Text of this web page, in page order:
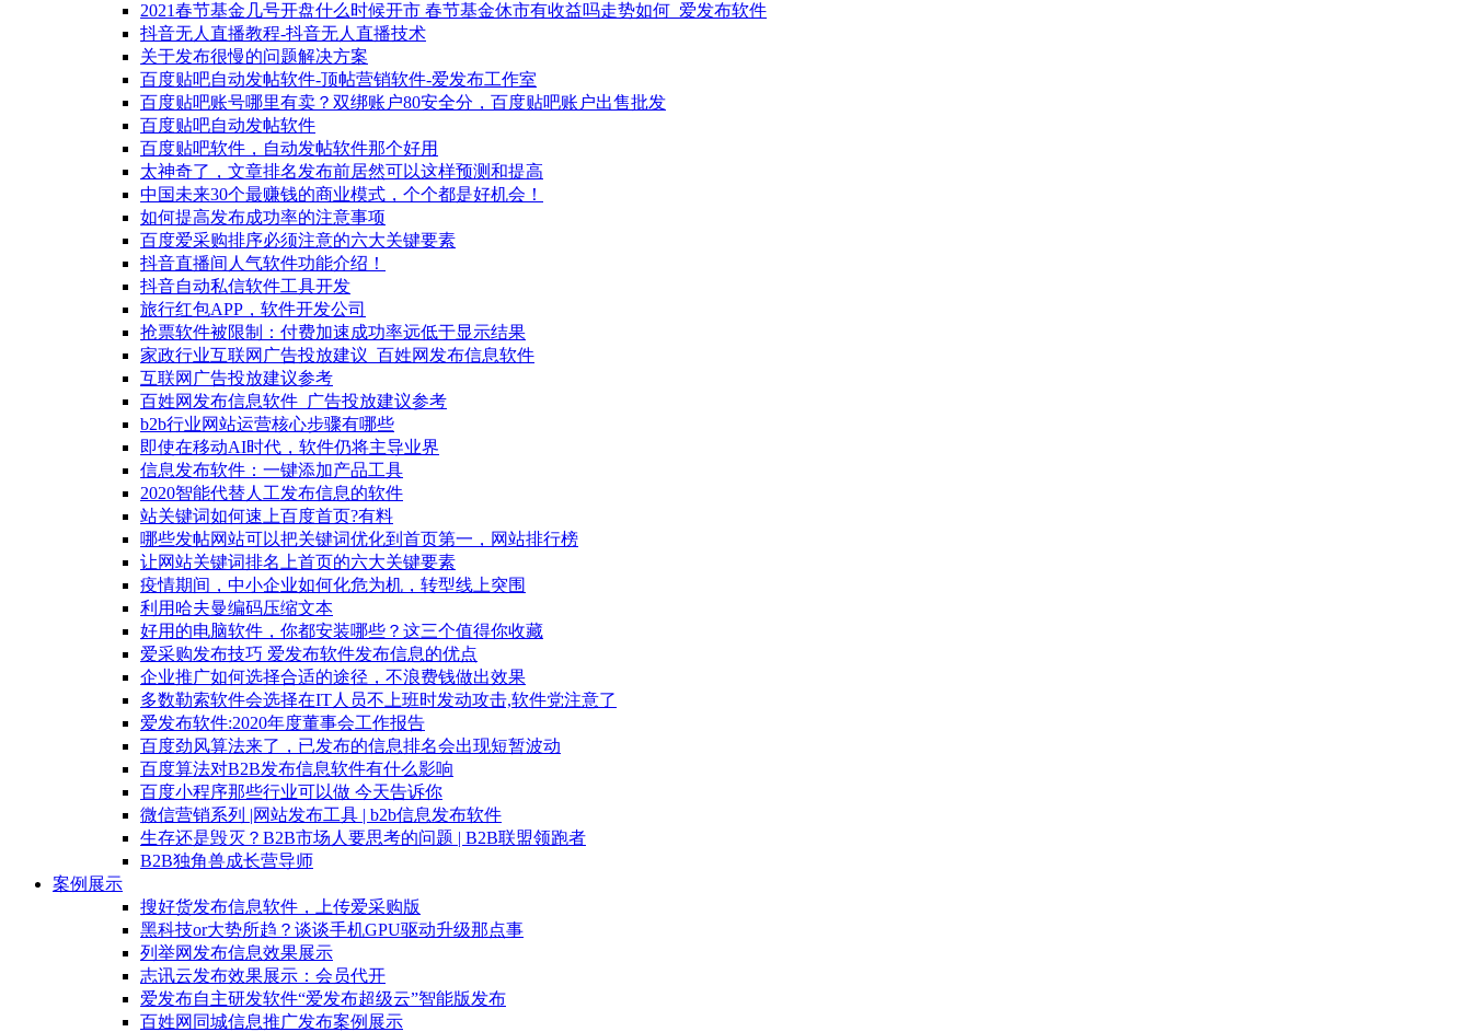
2021春节基金几号开盘什么时候开市 春节基金休市有收益吗走势如何_爱发布软件
抖音无人直播教程-抖音无人直播技术
关于发布很慢的问题解决方案
百度贴吧自动发帖软件-顶帖营销软件-爱发布工作室
百度贴吧账号哪里有卖？双绑账户80安全分，百度贴吧账户出售批发
百度贴吧自动发帖软件
百度贴吧软件，自动发帖软件那个好用
太神奇了，文章排名发布前居然可以这样预测和提高
中国未来30个最赚钱的商业模式，个个都是好机会！
如何提高发布成功率的注意事项
百度爱采购排序必须注意的六大关键要素
抖音直播间人气软件功能介绍！
抖音自动私信软件工具开发
旅行红包APP，软件开发公司
抢票软件被限制：付费加速成功率远低于显示结果
家政行业互联网广告投放建议_百姓网发布信息软件
互联网广告投放建议参考
百姓网发布信息软件_广告投放建议参考
b2b行业网站运营核心步骤有哪些
即使在移动AI时代，软件仍将主导业界
信息发布软件：一键添加产品工具
2020智能代替人工发布信息的软件
站关键词如何速上百度首页?有料
哪些发帖网站可以把关键词优化到首页第一，网站排行榜
让网站关键词排名上首页的六大关键要素
疫情期间，中小企业如何化危为机，转型线上突围
利用哈夫曼编码压缩文本
好用的电脑软件，你都安装哪些？这三个值得你收藏
爱采购发布技巧 爱发布软件发布信息的优点
企业推广如何选择合适的途径，不浪费钱做出效果
多数勒索软件会选择在IT人员不上班时发动攻击,软件党注意了
爱发布软件:2020年度董事会工作报告
百度劲风算法来了，已发布的信息排名会出现短暂波动
百度算法对B2B发布信息软件有什么影响
百度小程序那些行业可以做 今天告诉你
微信营销系列 |网站发布工具 | b2b信息发布软件
生存还是毁灭？B2B市场人要思考的问题 | B2B联盟领跑者
B2B独角兽成长营导师
案例展示
搜好货发布信息软件，上传爱采购版
黑科技or大势所趋？谈谈手机GPU驱动升级那点事
列举网发布信息效果展示
志讯云发布效果展示：会员代开
爱发布自主研发软件“爱发布超级云”智能版发布
百姓网同城信息推广发布案例展示